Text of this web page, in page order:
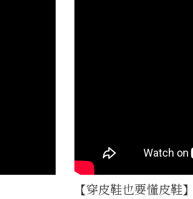
【穿皮鞋也要懂皮鞋